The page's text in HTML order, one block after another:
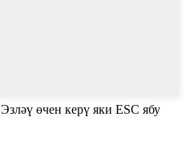
Эзләү өчен керү яки ESC ябу